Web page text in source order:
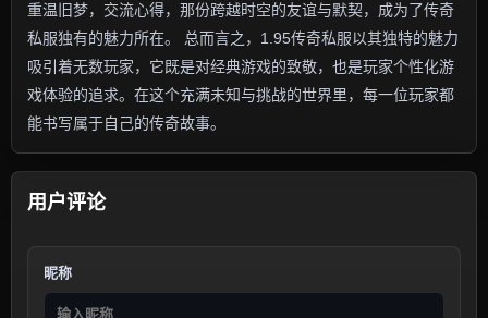
重温旧梦，交流心得，那份跨越时空的友谊与默契，成为了传奇
私服独有的魅力所在。 总而言之，1.95传奇私服以其独特的魅力
吸引着无数玩家，它既是对经典游戏的致敬，也是玩家个性化游
戏体验的追求。在这个充满未知与挑战的世界里，每一位玩家都
能书写属于自己的传奇故事。
用户评论
昵称